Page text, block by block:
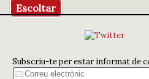
Escoltar
Subscriu-te per estar informat de